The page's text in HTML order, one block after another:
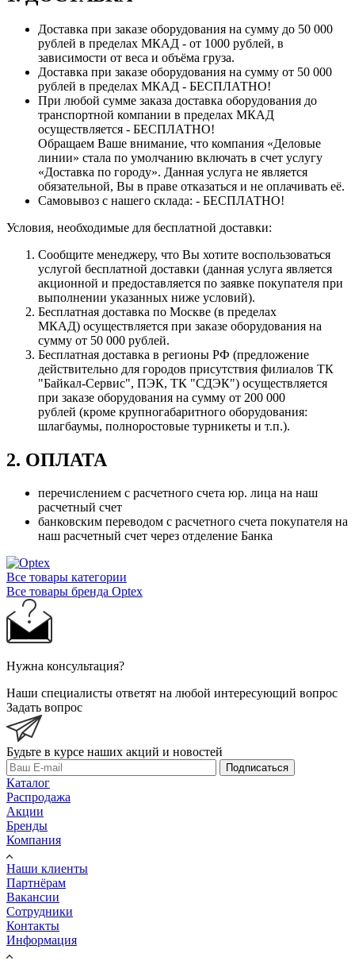
Доставка при заказе оборудования на сумму до 50 000
рублей в пределах МКАД - от 1000 рублей, в
зависимости от веса и объёма груза.
Доставка при заказе оборудования на сумму от 50 000
рублей в пределах МКАД - БЕСПЛАТНО!
При любой сумме заказа доставка оборудования до
транспортной компании в пределах МКАД
осуществляется - БЕСПЛАТНО!
Обращаем Ваше внимание, что компания «Деловые
линии» стала по умолчанию включать в счет услугу
«Доставка по городу». Данная услуга не является
обязательной, Вы в праве отказаться и не оплачивать её.
Самовывоз с нашего склада: - БЕСПЛАТНО!
Условия, необходимые для бесплатной доставки:
Сообщите менеджеру, что Вы хотите воспользоваться
услугой бесплатной доставки (данная услуга является
акционной и предоставляется по заявке покупателя при
выполнении указанных ниже условий).
Бесплатная доставка по Москве (в пределах
МКАД) осуществляется при заказе оборудования на
сумму от 50 000 рублей.
Бесплатная доставка в регионы РФ (предложение
действительно для городов присутствия филиалов ТК
"Байкал-Сервис", ПЭК, ТК "СДЭК") осуществляется
при заказе оборудования на сумму от 200 000
рублей (кроме крупногабаритного оборудования:
шлагбаумы, полноростовые турникеты и т.п.).
2. ОПЛАТА
перечислением с расчетного счета юр. лица на наш
расчетный счет
банковским переводом с расчетного счета покупателя на
наш расчетный счет через отделение Банка
Все товары категории
Все товары бренда Optex
Нужна консультация?
Наши специалисты ответят на любой интересующий вопрос
Задать вопрос
Будьте в курсе наших акций и новостей
Подписаться
Каталог
Распродажа
Акции
Бренды
Компания
Наши клиенты
Партнёрам
Вакансии
Сотрудники
Контакты
Информация